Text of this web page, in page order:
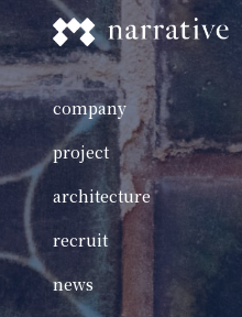
company
project
architecture
recruit
news